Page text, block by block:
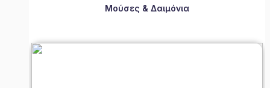
Μούσες & Δαιμόνια